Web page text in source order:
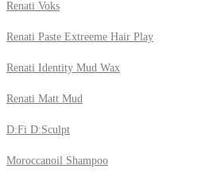
Renati Voks
Renati Paste Extreeme Hair Play
Renati Identity Mud Wax
Renati Matt Mud
D:Fi D:Sculpt
Moroccanoil Shampoo